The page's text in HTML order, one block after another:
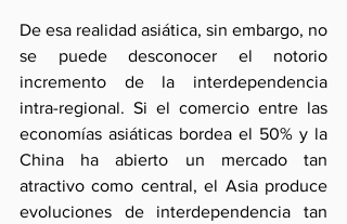
De esa realidad asiática, sin embargo, no
se puede desconocer el notorio
incremento de la interdependencia
intra-regional. Si el comercio entre las
economías asiáticas bordea el 50% y la
China ha abierto un mercado tan
atractivo como central, el Asia produce
evoluciones de interdependencia tan